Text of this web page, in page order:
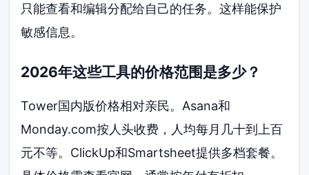
只能查看和编辑分配给自己的任务。这样能保护
敏感信息。
2026年这些工具的价格范围是多少？
Tower国内版价格相对亲民。Asana和
Monday.com按人头收费，人均每月几十到上百
元不等。ClickUp和Smartsheet提供多档套餐。